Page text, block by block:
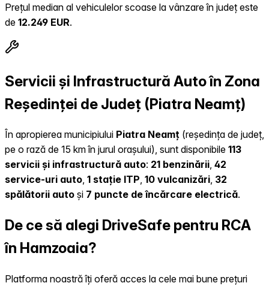
Prețul median al vehiculelor scoase la vânzare în județ este
de 12.249 EUR.
Servicii și Infrastructură Auto în Zona
Reședinței de Județ (Piatra Neamț)
În apropierea municipiului Piatra Neamț (reședința de județ,
pe o rază de 15 km în jurul orașului), sunt disponibile 113
servicii și infrastructură auto: 21 benzinării, 42
service-uri auto, 1 stație ITP, 10 vulcanizări, 32
spălătorii auto și 7 puncte de încărcare electrică.
De ce să alegi DriveSafe pentru RCA
în Hamzoaia?
Platforma noastră îți oferă acces la cele mai bune prețuri